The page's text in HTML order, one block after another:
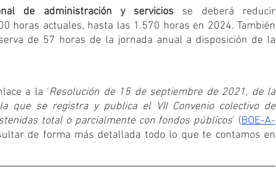
de administración y servicios se deberá reducir
horas actuales, hasta las 1.570 horas en 2024. También
de 57 horas de la jornada anual a disposición de la
a la ‘Resolución de 15 de septiembre de 2021, de la
que se registra y publica el VII Convenio colectivo de
total o parcialmente con fondos públicos’ (BOE-A-
de forma más detallada todo lo que te contamos en